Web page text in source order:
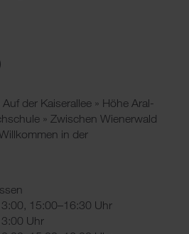
der Kaiserallee » Höhe Aral-
» Zwischen Wienerwald
in der
15:00–16:30 Uhr
Uhr